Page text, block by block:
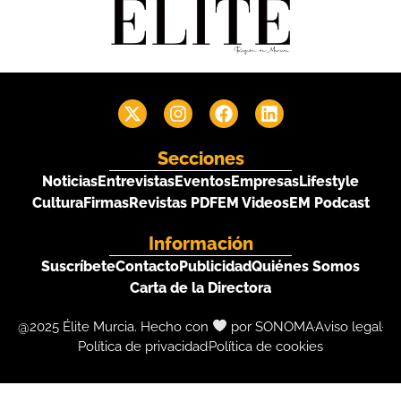
Secciones
NoticiasEntrevistasEventosEmpresasLifestyle
CulturaFirmasRevistas PDFEM VideosEM Podcast
Información
SuscríbeteContactoPublicidadQuiénes Somos
Carta de la Directora
@2025 Élite Murcia. Hecho con por SONOMAAviso legal
Política de privacidadPolítica de cookies